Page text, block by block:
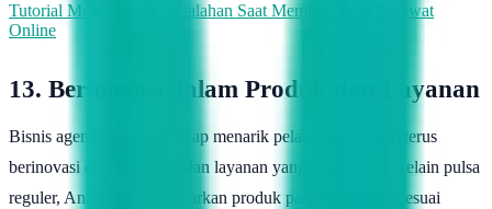
Tutorial Menghindari Kesalahan Saat Membeli Tiket Pesawat
Online
13. Berinovasi dalam Produk dan Layanan
Bisnis agen pulsa dapat tetap menarik pelanggan dengan terus
berinovasi dalam produk dan layanan yang ditawarkan. Selain pulsa
reguler, Anda bisa menawarkan produk paket data yang sesuai